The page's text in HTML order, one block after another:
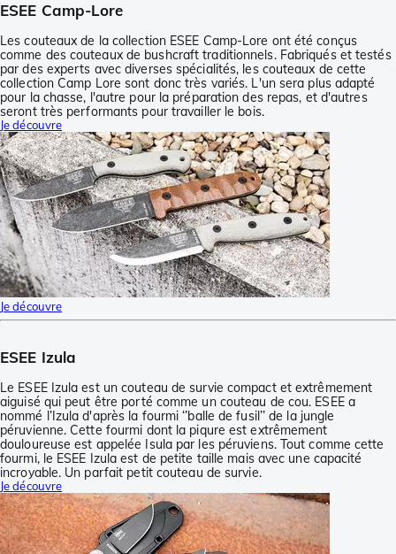
ESEE Camp-Lore
Les couteaux de la collection ESEE Camp-Lore ont été conçus
comme des couteaux de bushcraft traditionnels. Fabriqués et testés
par des experts avec diverses spécialités, les couteaux de cette
collection Camp Lore sont donc très variés. L'un sera plus adapté
pour la chasse, l'autre pour la préparation des repas, et d'autres
seront très performants pour travailler le bois.
Je découvre
Je découvre
ESEE Izula
Le ESEE Izula est un couteau de survie compact et extrêmement
aiguisé qui peut être porté comme un couteau de cou. ESEE a
nommé l’Izula d'après la fourmi ‘’balle de fusil’’ de la jungle
péruvienne. Cette fourmi dont la piqure est extrêmement
douloureuse est appelée Isula par les péruviens. Tout comme cette
fourmi, le ESEE Izula est de petite taille mais avec une capacité
incroyable. Un parfait petit couteau de survie.
Je découvre